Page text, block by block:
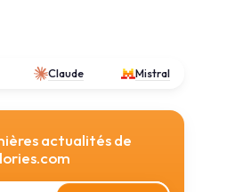
Claude Mistral
actualités de